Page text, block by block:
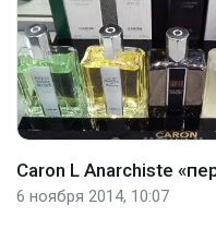
Caron L Anarchiste
6 ноября 2014, 10:07